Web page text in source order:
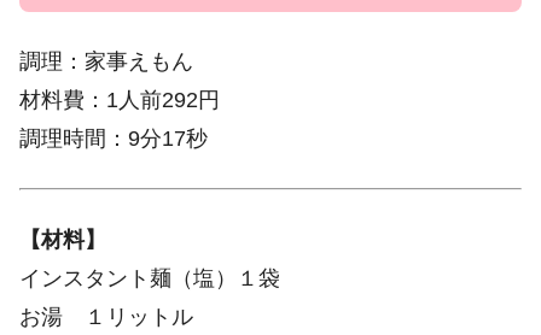
調理：家事えもん
材料費：1人前292円
調理時間：9分17秒
【材料】
インスタント麺（塩）１袋
お湯 １リットル